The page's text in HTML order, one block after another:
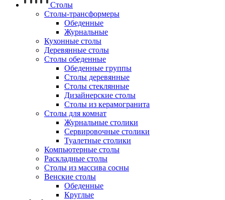
Столы
Столы-трансформеры
Обеденные
Журнальные
Кухонные столы
Деревянные столы
Столы обеденные
Обеденные группы
Столы деревянные
Столы стеклянные
Дизайнерские столы
Столы из керамогранита
Столы для комнат
Журнальные столики
Сервировочные столики
Туалетные столики
Компьютерные столы
Раскладные столы
Столы из массива сосны
Венские столы
Обеденные
Круглые